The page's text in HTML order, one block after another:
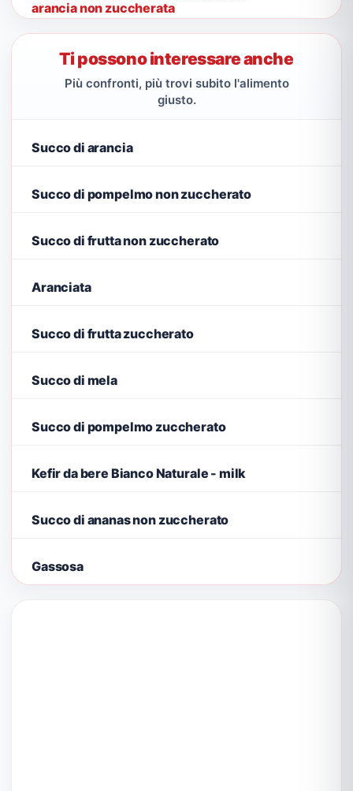
arancia non zuccherata
Ti possono interessare anche
Più confronti, più trovi subito l'alimento
giusto.
Succo di arancia
Succo di pompelmo non zuccherato
Succo di frutta non zuccherato
Aranciata
Succo di frutta zuccherato
Succo di mela
Succo di pompelmo zuccherato
Kefir da bere Bianco Naturale - milk
Succo di ananas non zuccherato
Gassosa